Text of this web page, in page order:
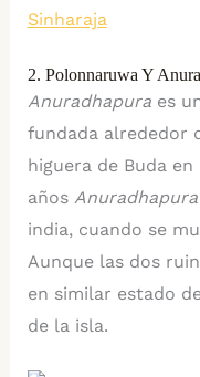
Sinharaja
2. Polonnaruwa Y
Anuradhapuraes
fundada alrededor
higuera de Buda en
años Anuradhapura
india, cuando se
Aunque las dos
en similar estado
de la isla.